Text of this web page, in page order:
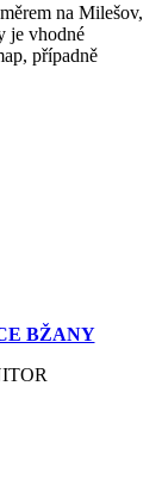
na Milešov,
je vhodné
případně
BŽANY